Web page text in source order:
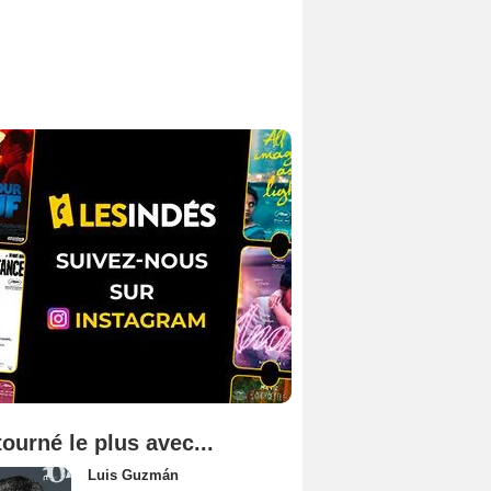
le plus avec...
Luis Guzmán